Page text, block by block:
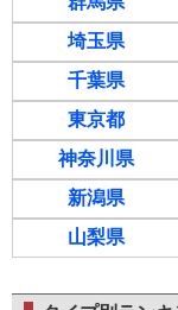
埼玉県
千葉県
東京都
神奈川県
新潟県
山梨県